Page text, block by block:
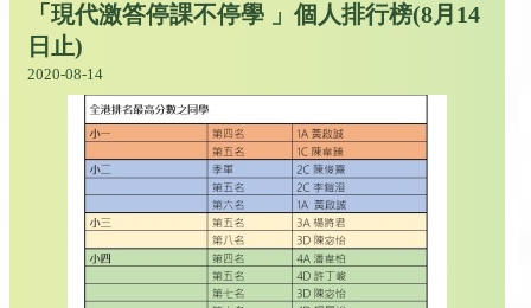
「現代激答停課不停學 」個人排行榜(8月14
日止)
2020-08-14